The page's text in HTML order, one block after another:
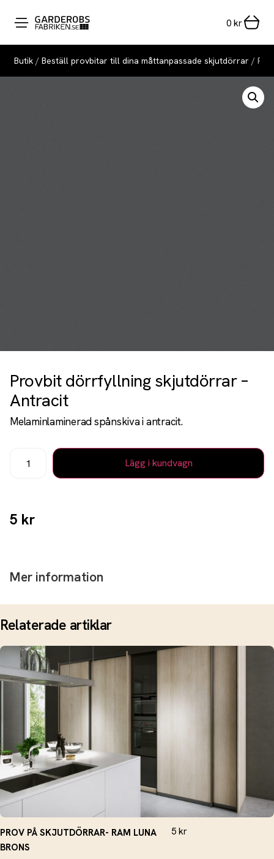
0 kr
Butik / Beställ provbitar till dina måttanpassade skjutdörrar /
Provbit dörrfyllning skjutdörrar –
Antracit
Melaminlaminerad spånskiva i antracit.
Lägg i kundvagn
5 kr
Mer information
Relaterade artiklar
PROV PÅ SKJUTDÖRRAR- RAM LUNA
BRONS
5 kr